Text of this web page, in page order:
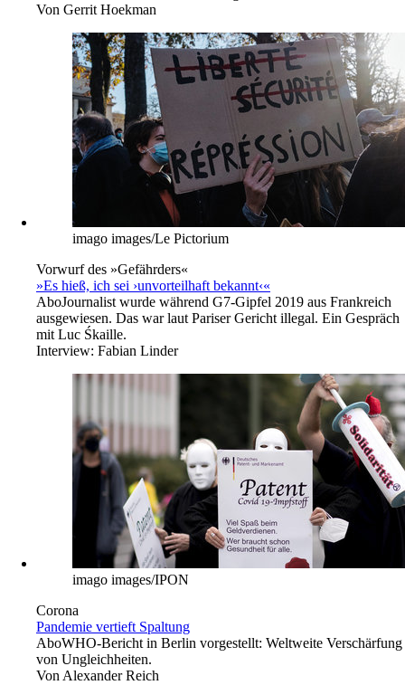
Von Gerrit Hoekman
imago images/Le Pictorium
Vorwurf des »Gefährders«
»Es hieß, ich sei ›unvorteilhaft bekannt‹«
AboJournalist wurde während G7-Gipfel 2019 aus Frankreich
ausgewiesen. Das war laut Pariser Gericht illegal. Ein Gespräch
mit Luc Śkaille.
Interview: Fabian Linder
imago images/IPON
Corona
Pandemie vertieft Spaltung
AboWHO-Bericht in Berlin vorgestellt: Weltweite Verschärfung
von Ungleichheiten.
VonAlexander Reich